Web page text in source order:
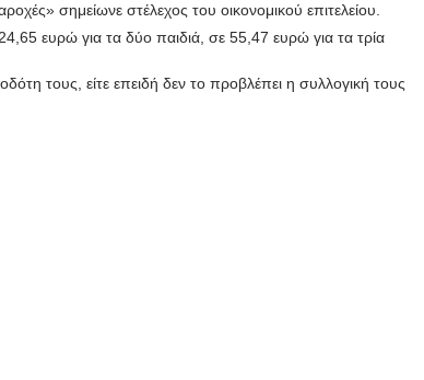
σημείωνε στέλεχος του οικονομικού επιτελείου.
ευρώ για τα δύο παιδιά, σε 55,47 ευρώ για τα τρία
τους, είτε επειδή δεν το προβλέπει η συλλογική τους